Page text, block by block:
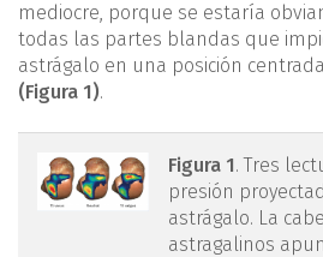
mediocre, porque se estaría
todas las partes blandas que
astrágalo en una posición
(Figura 1).
figura1.png
Figura 1. Tres
presión
astrágalo. La
astragalinos